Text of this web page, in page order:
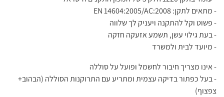
- מתאים לתקן: EN 14604:2005/AC:2008
- פשוט וקל להתקנה ויעניק לך שלווה
- בעת גילוי עשן, תשמע אזעקה חזקה
- מיועד לבית ולמשרד
- אינו מצריך חיבור לחשמל ופועל על סוללה
- בעל כפתור בדיקה עצמית ומתריע עם התרוקנות הסוללה (הבהוב+
צפצוף)